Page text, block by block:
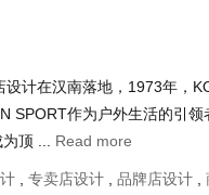
计在汉南落地，1973年，
SPORT作为户外生活的引
顶 ... Read more
专卖店设计 品牌店设计